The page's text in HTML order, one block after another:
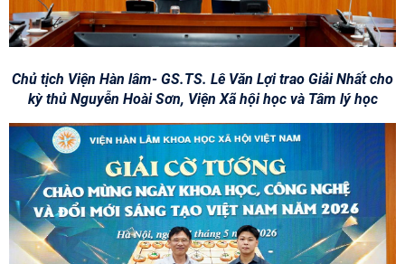
Chủ tịch Viện Hàn lâm- GS.TS. Lê Văn Lợi trao Giải Nhất cho
kỳ thủ Nguyễn Hoài Sơn, Viện Xã hội học và Tâm lý học